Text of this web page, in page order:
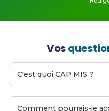
Vos
C'est quoi CAP MIS ?
CAP MISest un site web
Révisionpour leCAP MIS
Comment pourrais-je